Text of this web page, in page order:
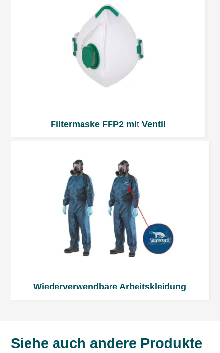
Filtermaske FFP2 mit Ventil
Wiederverwendbare Arbeitskleidung
Siehe auch andere Produkte